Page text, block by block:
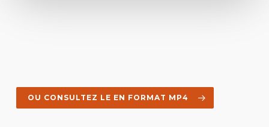
OU CONSULTEZ LE EN FORMAT MP4